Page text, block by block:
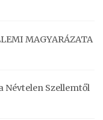
MAGYARÁZATA
Névtelen Szellemtől